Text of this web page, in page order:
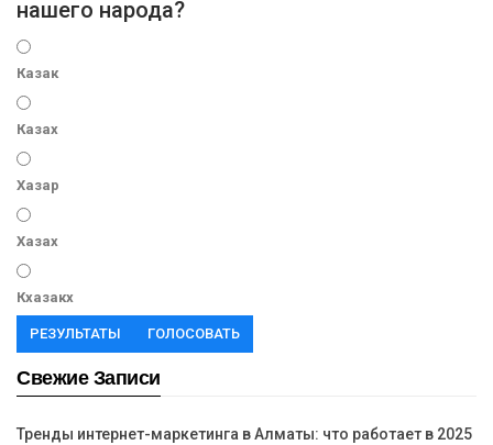
нашего народа?
Казак
Казах
Хазар
Хазах
Кхазакх
РЕЗУЛЬТАТЫ ГОЛОСОВАТЬ
Свежие Записи
Тренды интернет-маркетинга в Алматы: что работает в 2025